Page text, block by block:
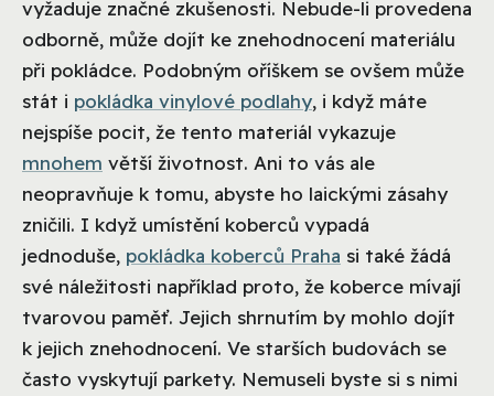
vyžaduje značné zkušenosti. Nebude-li provedena
odborně, může dojít ke znehodnocení materiálu
při pokládce. Podobným oříškem se ovšem může
stát i pokládka vinylové podlahy, i když máte
nejspíše pocit, že tento materiál vykazuje
mnohem větší životnost. Ani to vás ale
neopravňuje k tomu, abyste ho laickými zásahy
zničili. I když umístění koberců vypadá
jednoduše, pokládka koberců Praha si také žádá
své náležitosti například proto, že koberce mívají
tvarovou paměť. Jejich shrnutím by mohlo dojít
k jejich znehodnocení. Ve starších budovách se
často vyskytují parkety. Nemuseli byste si s nimi